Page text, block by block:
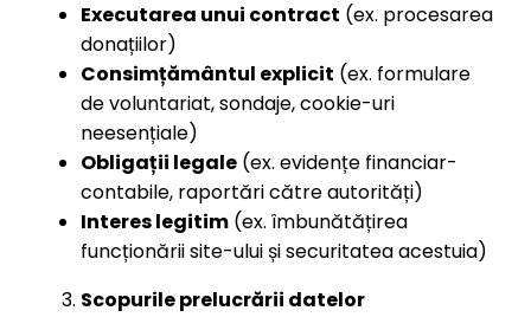
Executarea unui contract (ex. procesarea
donațiilor)
Consimțământul explicit (ex. formulare
de voluntariat, sondaje, cookie-uri
neesențiale)
Obligații legale (ex. evidențe financiar-
contabile, raportări către autorități)
Interes legitim (ex. îmbunătățirea
funcționării site-ului și securitatea acestuia)
Scopurile prelucrării datelor